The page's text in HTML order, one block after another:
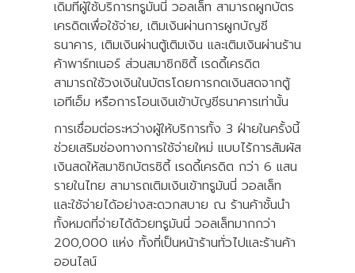
เดิมทีผู้ใช้บริการทรูมันนี่ วอลเล็ท สามารถผูกบัตร
เครดิตเพื่อใช้จ่าย, เติมเงินผ่านการผูกบัญชี
ธนาคาร, เติมเงินผ่านตู้เติมเงิน และเติมเงินผ่านร้าน
ค้าพาร์ทเนอร์ ส่วนสมาชิกซิตี้ เรดดี้เครดิต
สามารถใช้วงเงินในบัตรโดยการกดเงินสดจากตู้
เอทีเอ็ม หรือการโอนเงินเข้าบัญชีธนาคารเท่านั้น
การเชื่อมต่อระหว่างผู้ให้บริการทั้ง 3 ฝ่ายในครั้งนี้
ช่วยเสริมช่องทางการใช้จ่ายใหม่ แบบไร้การสัมผัส
เงินสดให้สมาชิกบัตรซิตี้ เรดดี้เครดิต กว่า 6 แสน
รายในไทย สามารถเติมเงินเข้าทรูมันนี่ วอลเล็ท
และใช้จ่ายได้อย่างสะดวกสบาย ณ ร้านค้าชั้นนำ
ทั้งหมดที่จ่ายได้ด้วยทรูมันนี่ วอลเล็ทมากกว่า
200,000 แห่ง ทั้งที่เป็นหน้าร้านทั่วไปและร้านค้า
ออนไลน์